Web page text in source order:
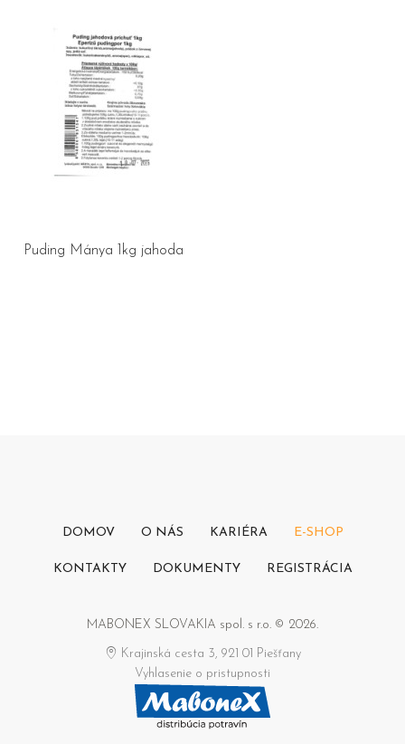
Puding Mánya 1kg jahoda
DOMOV O NÁS KARIÉRA E-SHOP
KONTAKTY DOKUMENTY REGISTRÁCIA
MABONEX SLOVAKIA spol. s r.o. © 2026.
Krajinská cesta 3, 921 01 Piešťany
Vyhlasenie o pristupnosti